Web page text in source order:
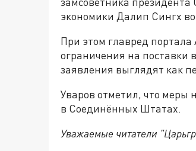
экономики Далип Сингх
При этом главред
ограничения на поставки
заявления выглядят как
Уваров отметил, что меры
в Соединённых Штатах.
Уважаемые читатели